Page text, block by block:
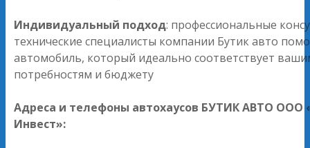
Индивидуальный подход: профессиональные
технические специалисты компании Бутик авто
автомобиль, который идеально соответствует
потребностям и бюджету
Адреса и телефоны автохаусов БУТИК АВТО ООО
Инвест»: